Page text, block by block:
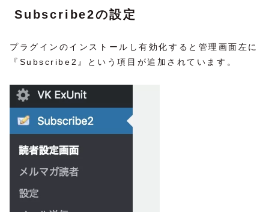
Subscribe2の設定
プラグインのインストールし有効化すると管理画面左に
『Subscribe2』という項目が追加されています。